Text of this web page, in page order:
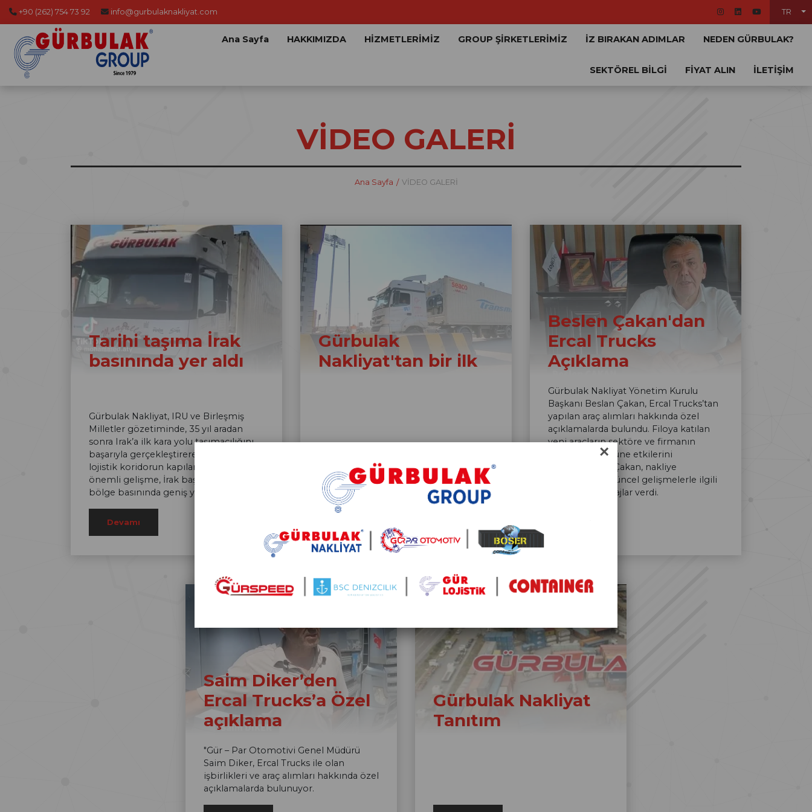
×
+90 (262) 754 73 92 info@gurbulaknakliyat.com TR
Ana Sayfa HAKKIMIZDA HİZMETLERİMİZ GROUP ŞİRKETLERİMİZ İZ BIRAKAN ADIMLAR NEDEN GÜRBULAK?
SEKTÖREL BİLGİ FİYAT ALIN İLETİŞİM
VİDEO GALERİ
Ana Sayfa VİDEO GALERİ
Tarihi taşıma İrak
basınında yer aldı
Gürbulak Nakliyat, IRU ve Birleşmiş
Milletler gözetiminde, 35 yıl aradan
sonra Irak’a ilk kara yolu taşımacılığını
başarıyla gerçekleştirerek tarihi bir
lojistik koridorun kapılarını açtı. Bu
önemli gelişme, İrak başta olmak üzere
bölge basınında geniş yer buldu.
Devamı
Gürbulak
Nakliyat'tan bir ilk
kara yolu taşımacılığı yapılmayan Irak’a
Gürbulak nakliyat şirketi olarak ilk
taşımayı gerçekleştirip koridoru açtık
Beslen Çakan'dan
Ercal Trucks
Açıklama
Gürbulak Nakliyat Yönetim Kurulu
Başkanı Beslan Çakan, Ercal Trucks’tan
yapılan araç alımları hakkında özel
açıklamalarda bulundu. Filoya katılan
yeni araçların sektöre ve firmanın
operasyon gücüne etkilerini
değerlendiren Çakan, nakliye
sektöründeki güncel gelişmelerle ilgili
de önemli mesajlar verdi.
Saim Diker’den
Ercal Trucks’a Özel
açıklama
"Gür – Par Otomotivi Genel Müdürü
Saim Diker, Ercal Trucks ile olan
işbirlikleri ve araç alımları hakkında özel
açıklamalarda bulunuyor.
Gürbulak Nakliyat
Tanıtım